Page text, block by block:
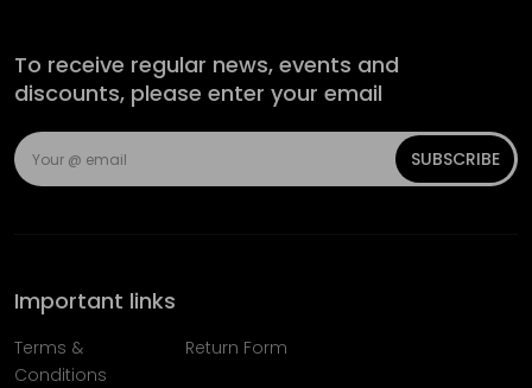
To receive regular news, events and
discounts, please enter your email
SUBSCRIBE
Important links
Terms &
Conditions
Return Form